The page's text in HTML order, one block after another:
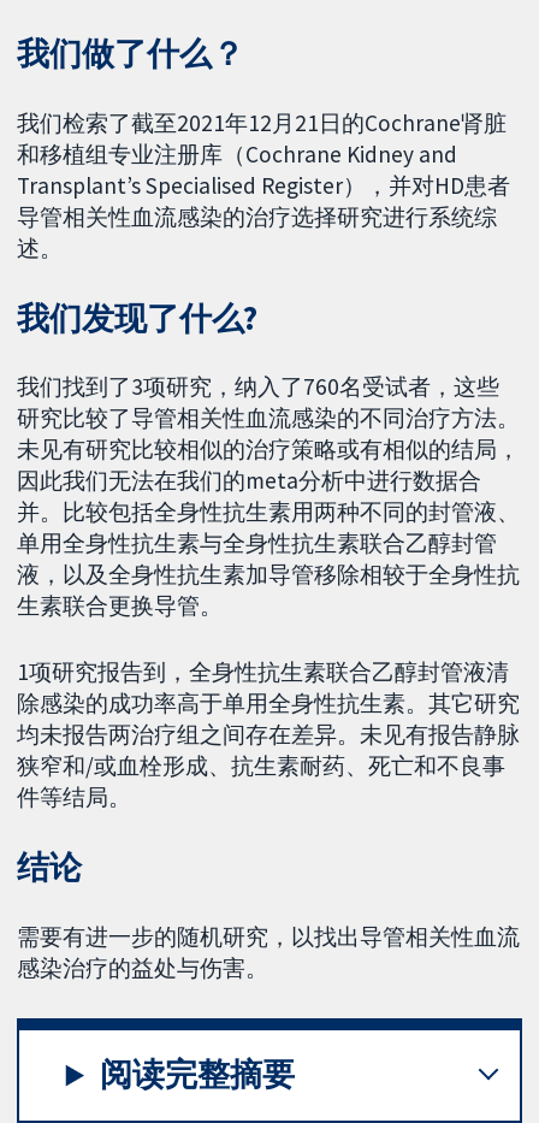
我们做了什么？
我们检索了截至2021年12月21日的Cochrane肾脏
和移植组专业注册库（Cochrane Kidney and
Transplant’s Specialised Register），并对HD患者
导管相关性血流感染的治疗选择研究进行系统综
述。
我们发现了什么?
我们找到了3项研究，纳入了760名受试者，这些
研究比较了导管相关性血流感染的不同治疗方法。
未见有研究比较相似的治疗策略或有相似的结局，
因此我们无法在我们的meta分析中进行数据合
并。比较包括全身性抗生素用两种不同的封管液、
单用全身性抗生素与全身性抗生素联合乙醇封管
液，以及全身性抗生素加导管移除相较于全身性抗
生素联合更换导管。
1项研究报告到，全身性抗生素联合乙醇封管液清
除感染的成功率高于单用全身性抗生素。其它研究
均未报告两治疗组之间存在差异。未见有报告静脉
狭窄和/或血栓形成、抗生素耐药、死亡和不良事
件等结局。
结论
需要有进一步的随机研究，以找出导管相关性血流
感染治疗的益处与伤害。
阅读完整摘要